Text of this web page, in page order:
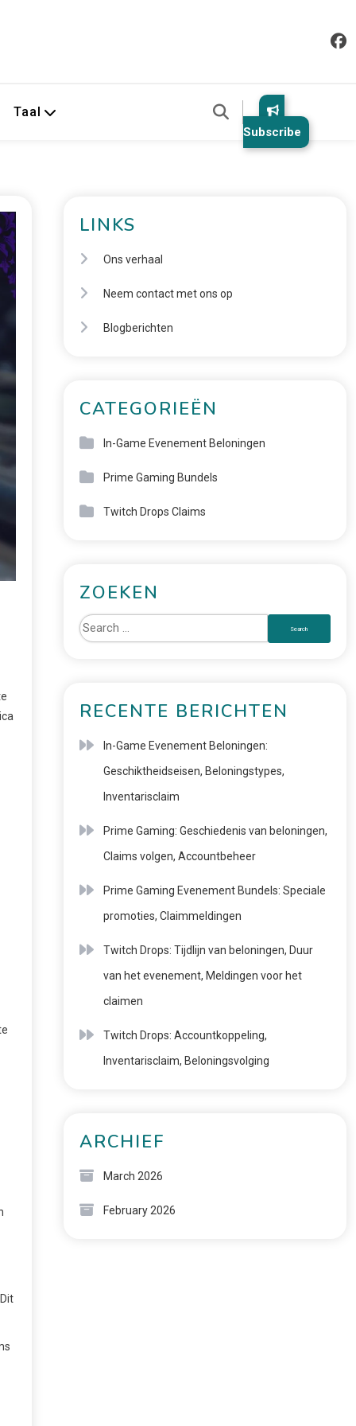
Taal
Subscribe
LINKS
Ons verhaal
Neem contact met ons op
Blogberichten
CATEGORIEËN
In-Game Evenement Beloningen
Prime Gaming Bundels
Twitch Drops Claims
ZOEKEN
RECENTE BERICHTEN
In-Game Evenement Beloningen:
Geschiktheidseisen, Beloningstypes,
Inventarisclaim
Prime Gaming: Geschiedenis van beloningen,
Claims volgen, Accountbeheer
Prime Gaming Evenement Bundels: Speciale
promoties, Claimmeldingen
Twitch Drops: Tijdlijn van beloningen, Duur
van het evenement, Meldingen voor het
claimen
Twitch Drops: Accountkoppeling,
Inventarisclaim, Beloningsvolging
ARCHIEF
March 2026
February 2026